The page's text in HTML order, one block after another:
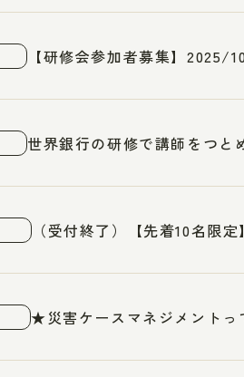
【研修会参加者募集】
世界銀行の研修で講師をつと
（受付終了）【先着10名限
★災害ケースマネジメントっ